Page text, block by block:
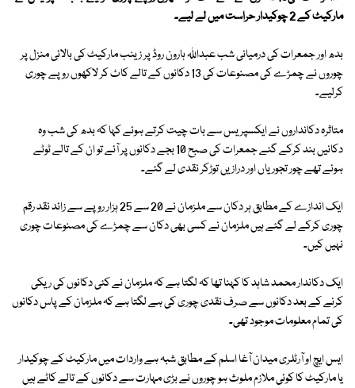
مارکیٹ کے 2 چوکیدار حراست میں لے لیے۔
بدھ اور جمعرات کی درمیانی شب عبداللہ ہارون روڈ پر زینب مارکیٹ کی بالائی منزل پر
چوروں نے چمڑے کی مصنوعات کی 13 دکانوں کے تالے کاٹ کر لاکھوں روپے چوری
کرلیے۔
متاثرہ دکانداروں نے ایکسپریس سے بات چیت کرتے ہوئے کہا کہ بدھ کی شب وہ
دکانیں بند کرکے گئے جمعرات کی صبح 10 بجے دکانوں پر آئے تو ان کے تالے ٹوٹے
ہوئے تھے چور تجوریاں اور درازیں توڑکر نقدی لے گئے۔
ایک اندازے کے مطابق ہر دکان سے ملزمان نے 20 سے 25 ہزار روپے سے زائد نقد رقم
چوری کرکے لے گئے ہیں ملزمان نے کسی بھی دکان سے چمڑے کی مصنوعات چوری
نہیں کیں۔
ایک دکاندار محمد شاہد کا کہنا تھا کہ لگتا ہے کہ ملزمان نے کئی دکانوں کی ریکی
کرنے کے بعد دکانوں سے صرف نقدی چوری کی ہے لگتا ہے کہ ملزمان کے پاس دکانوں
کی تمام معلومات موجود تھی۔
ایس ایچ او آرٹلری میدان آغا اسلم کے مطابق شبہ ہے واردات میں مارکیٹ کے چوکیدار
یا مارکیٹ کا کوئی ملازم ملوث ہو چوروں نے بڑی مہارت سے دکانوں کے تالے کاٹے ہیں